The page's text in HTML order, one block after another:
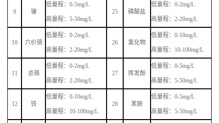
9 镍
低量程：0-5mg/L
高量程：5-50mg/L
25 磷酸盐
低量程：0-2mg/L
高量程：2-20mg/L
10 六价铬
低量程：0-2mg/L
高量程：2-20mg/L
26 氯化物
低量程：0-10mg/L
高量程： 10-100mg/L
11 总铬
低量程：0-2mg/L
高量程：2-20mg/L
27 挥发酚
低量程：0-5mg/L
高量程：5-50mg/L
12 铁
低量程：0-10mg/L
高量程： 10-100mg/L
28 苯胺
低量程：0-5mg/L
高量程：5-50mg/L